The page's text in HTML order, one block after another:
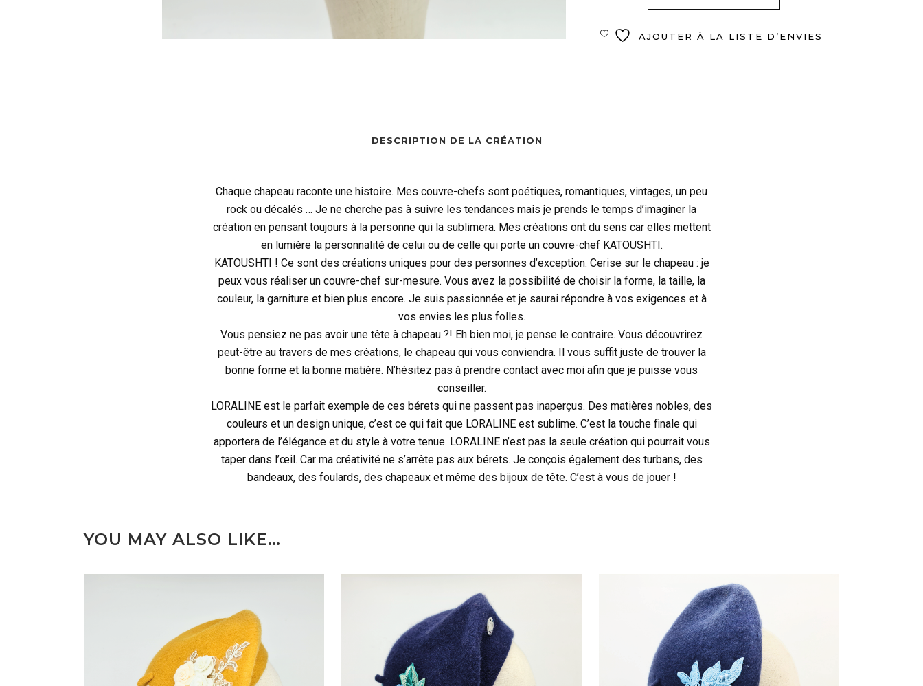
AJOUTER À LA LISTE D’ENVIES
DESCRIPTION DE LA CRÉATION
Chaque chapeau raconte une histoire. Mes couvre-chefs sont poétiques, romantiques, vintages, un peu
rock ou décalés … Je ne cherche pas à suivre les tendances mais je prends le temps d’imaginer la
création en pensant toujours à la personne qui la sublimera. Mes créations ont du sens car elles mettent
en lumière la personnalité de celui ou de celle qui porte un couvre-chef KATOUSHTI.
KATOUSHTI ! Ce sont des créations uniques pour des personnes d’exception. Cerise sur le chapeau : je
peux vous réaliser un couvre-chef sur-mesure. Vous avez la possibilité de choisir la forme, la taille, la
couleur, la garniture et bien plus encore. Je suis passionnée et je saurai répondre à vos exigences et à
vos envies les plus folles.
Vous pensiez ne pas avoir une tête à chapeau ?! Eh bien moi, je pense le contraire. Vous découvrirez
peut-être au travers de mes créations, le chapeau qui vous conviendra. Il vous suffit juste de trouver la
bonne forme et la bonne matière. N’hésitez pas à prendre contact avec moi afin que je puisse vous
conseiller.
LORALINE est le parfait exemple de ces bérets qui ne passent pas inaperçus. Des matières nobles, des
couleurs et un design unique, c’est ce qui fait que LORALINE est sublime. C’est la touche finale qui
apportera de l’élégance et du style à votre tenue. LORALINE n’est pas la seule création qui pourrait vous
taper dans l’œil. Car ma créativité ne s’arrête pas aux bérets. Je conçois également des turbans, des
bandeaux, des foulards, des chapeaux et même des bijoux de tête. C’est à vous de jouer !
YOU MAY ALSO LIKE…